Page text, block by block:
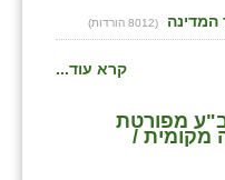
המדינה (8012 הורדות)
קרא עוד...
מפורטת
מקומית /